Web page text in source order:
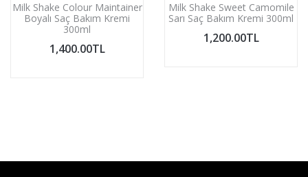
Milk Shake Colour Maintainer
Boyalı Saç Bakım Kremi
300ml
1,400.00TL
Milk Shake Sweet Camomile
Sarı Saç Bakım Kremi 300ml
1,200.00TL